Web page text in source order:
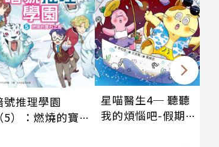
號推理學園
（5）：燃燒的寶
星喵醫生4─ 聽聽
我的煩惱吧-假期挑